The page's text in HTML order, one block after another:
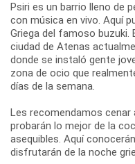
Psiri es un barrio lleno de
con música en vivo. Aquí
Griega del famoso buzuki.
ciudad de Atenas
donde se instaló gente
zona de ocio que
días de la semana.
Les recomendamos
probarán lo mejor de la
asequibles. Aquí
disfrutarán de la noche